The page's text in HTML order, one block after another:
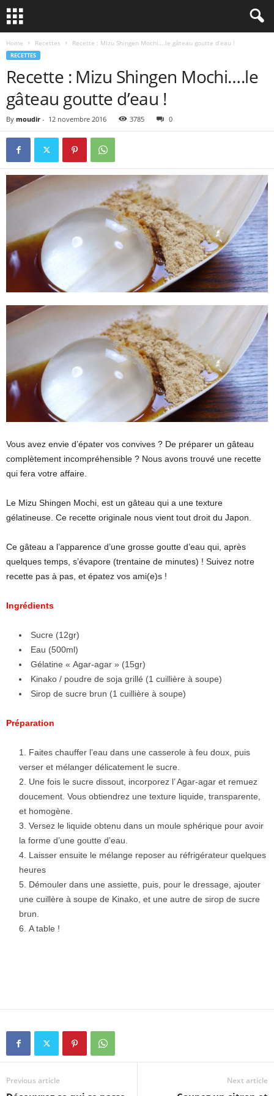
Home Recettes Recette : Mizu Shingen Mochi….le gâteau goutte d’eau !
RECETTES
Recette : Mizu Shingen Mochi….le
gâteau goutte d’eau !
By moudir - 12 novembre 2016 3785 0
Vous avez envie d’épater vos convives ? De préparer un gâteau
complètement incompréhensible ? Nous avons trouvé une recette
qui fera votre affaire.
Le Mizu Shingen Mochi, est un gâteau qui a une texture
gélatineuse. Ce recette originale nous vient tout droit du Japon.
Ce gâteau a l’apparence d’une grosse goutte d’eau qui, après
quelques temps, s’évapore (trentaine de minutes) ! Suivez notre
recette pas à pas, et épatez vos ami(e)s !
Ingrédients
Sucre (12gr)
Eau (500ml)
Gélatine « Agar-agar » (15gr)
Kinako / poudre de soja grillé (1 cuillière à soupe)
Sirop de sucre brun (1 cuillière à soupe)
Préparation
Faites chauffer l’eau dans une casserole à feu doux, puis
verser et mélanger délicatement le sucre.
Une fois le sucre dissout, incorporez l’ Agar-agar et remuez
doucement. Vous obtiendrez une texture liquide, transparente,
et homogène.
Versez le liquide obtenu dans un moule sphérique pour avoir
la forme d’une goutte d’eau.
Laisser ensuite le mélange reposer au réfrigérateur quelques
heures
Démouler dans une assiette, puis, pour le dressage, ajouter
une cuillère à soupe de Kinako, et une autre de sirop de sucre
brun.
A table !
Previous article Next article